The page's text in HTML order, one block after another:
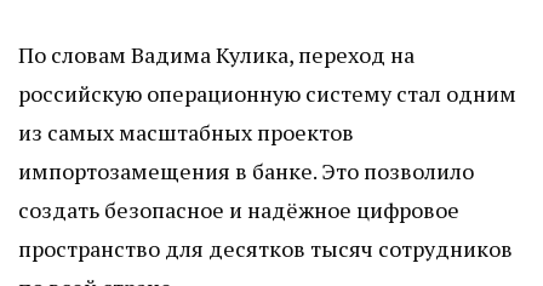
По словам Вадима Кулика, переход на
российскую операционную систему стал одним
из самых масштабных проектов
импортозамещения в банке. Это позволило
создать безопасное и надёжное цифровое
пространство для десятков тысяч сотрудников